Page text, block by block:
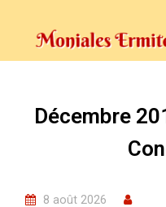
Décembre
8 août 2026